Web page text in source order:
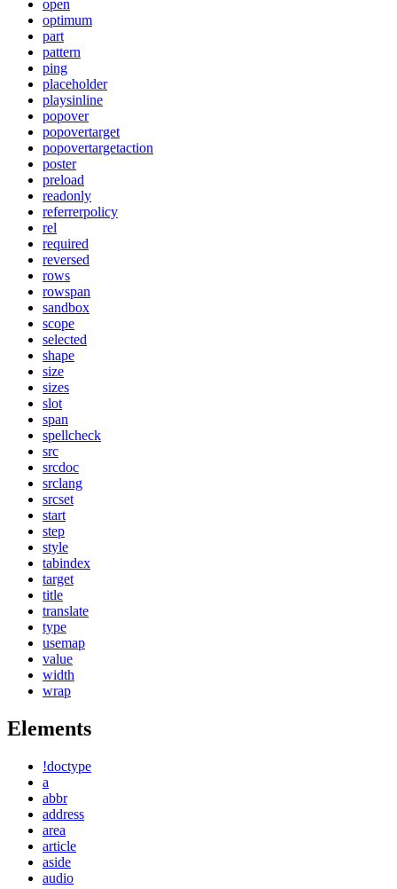
open
optimum
part
pattern
ping
placeholder
playsinline
popover
popovertarget
popovertargetaction
poster
preload
readonly
referrerpolicy
rel
required
reversed
rows
rowspan
sandbox
scope
selected
shape
size
sizes
slot
span
spellcheck
src
srcdoc
srclang
srcset
start
step
style
tabindex
target
title
translate
type
usemap
value
width
wrap
Elements
!doctype
a
abbr
address
area
article
aside
audio